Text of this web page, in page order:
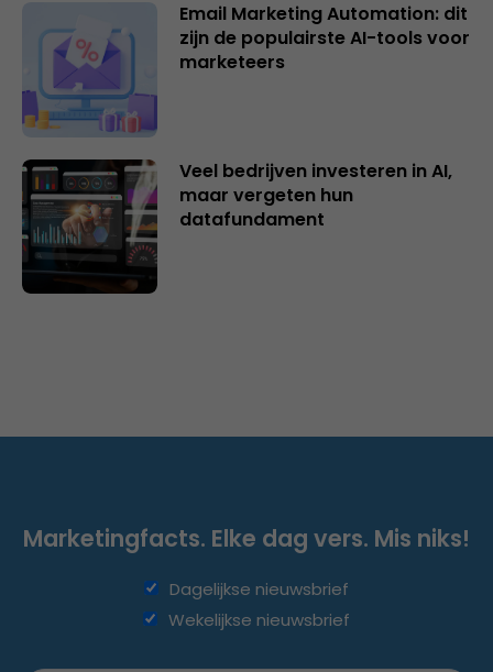
Email Marketing Automation: dit
zijn de populairste AI-tools voor
marketeers
Veel bedrijven investeren in AI,
maar vergeten hun
datafundament
Marketingfacts. Elke dag vers. Mis niks!
Dagelijkse nieuwsbrief
Wekelijkse nieuwsbrief